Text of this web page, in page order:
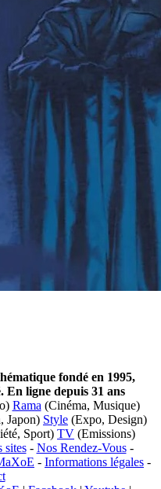
fondé en 1995,
En ligne depuis 31 ans
Rama (Cinéma, Musique)
Japon) Style (Expo, Design)
Sport) TV (Emissions)
sites- Nos Rendez-Vous-
- Informations légales -